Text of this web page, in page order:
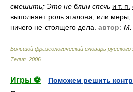
смешить; Это не блин спечь и т. п.
выполняет роль эталона, или меры,
ничего не стоящего дела. автор: М.
Большой фразеологический словарь
Телия 2006
Игры ⚽
Поможем решить